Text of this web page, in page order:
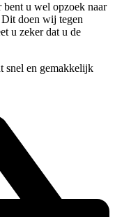
bent u wel opzoek naar
doen wij tegen
u zeker dat u de
snel en gemakkelijk